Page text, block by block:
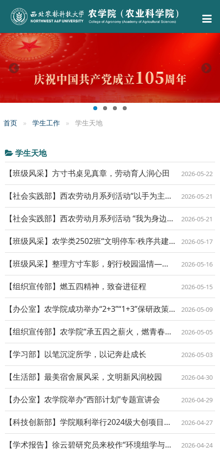
首页 学生工作 学生天地
学生天地
【班级风采】方寸书桌见真章，劳动育人润心田
2026-05-22
【社会实践部】西农劳动月系列活动“以手为主题的摄影征集活动”圆满开展 2026-05-21
【社会实践部】西农劳动月系列活动 “我为身边人做件小事”温暖开展 2026-05-21
【班级风采】农学类2502班“文明停车·秩序共建”社会实践活动圆满落幕 2026-05-17
【班级风采】整理方寸车影，躬行校园温情——生物育种2501班班级实践活动圆满结束 2026-05-16
【组织宣传部】燃五四精神，致奋进征程 2026-05-15
【办公室】农学院成功举办“2+3”“1+3”保研政策宣讲会 2026-05-09
【组织宣传部】农学院“承五四之薪火，燃青春之光芒”主题团日活动圆满落幕 2026-05-05
【学习部】以笔沉淀所学，以记奔赴成长 2026-05-03
【生活部】最美宿舍展风采，文明新风润校园 2026-04-30
【办公室】农学院举办“西部计划”专题宣讲会 2026-04-29
【科技创新部】学院顺利举行2024级大创项目中期答辩会 2026-04-27
【学术报告】徐云碧研究员来校作“环境组学与未来生命科学”学术报告 2026-04-24